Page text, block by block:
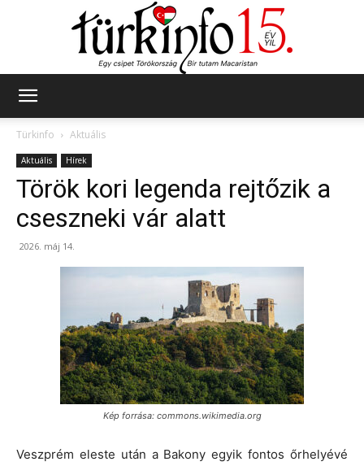
Türkinfo
Aktuális
Aktuális Hírek
Török kori legenda rejtőzik a
cseszneki vár alatt
2026. máj 14.
Kép forrása: commons.wikimedia.org
Veszprém eleste után a Bakony egyik fontos őrhelyévé